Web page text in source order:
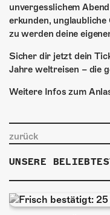
unvergesslichem
erkunden,
zu werden deine
Sicher dir jetzt dein
Jahre weltreisen – die
Weitere Infos zum
zurück
UNSERE